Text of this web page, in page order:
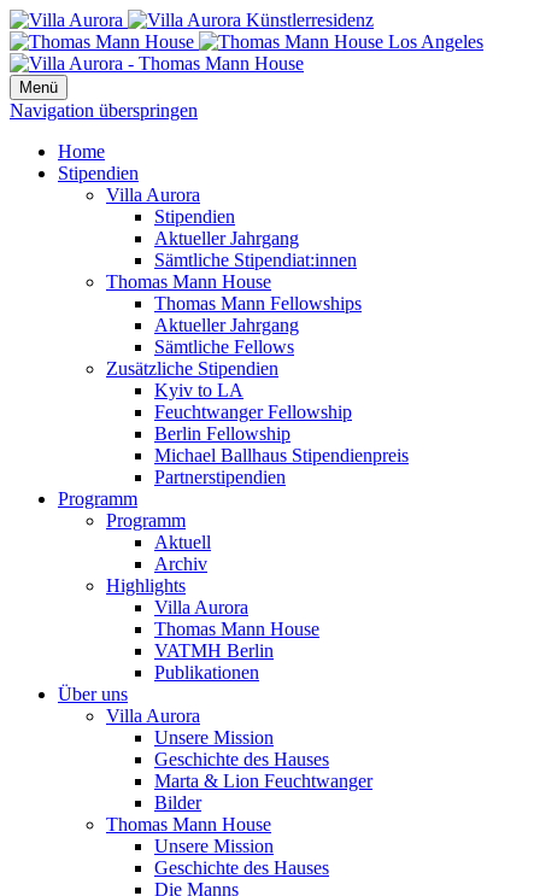
Menü
Navigation überspringen
Home
Stipendien
Villa Aurora
Stipendien
Aktueller Jahrgang
Sämtliche Stipendiat:innen
Thomas Mann House
Thomas Mann Fellowships
Aktueller Jahrgang
Sämtliche Fellows
Zusätzliche Stipendien
Kyiv to LA
Feuchtwanger Fellowship
Berlin Fellowship
Michael Ballhaus Stipendienpreis
Partnerstipendien
Programm
Programm
Aktuell
Archiv
Highlights
Villa Aurora
Thomas Mann House
VATMH Berlin
Publikationen
Über uns
Villa Aurora
Unsere Mission
Geschichte des Hauses
Marta & Lion Feuchtwanger
Bilder
Thomas Mann House
Unsere Mission
Geschichte des Hauses
Die Manns